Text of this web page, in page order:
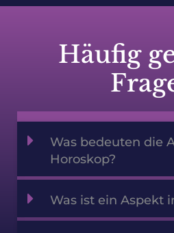
Häufig
Was bedeuten die
Horoskop?
Was ist ein Aspekt